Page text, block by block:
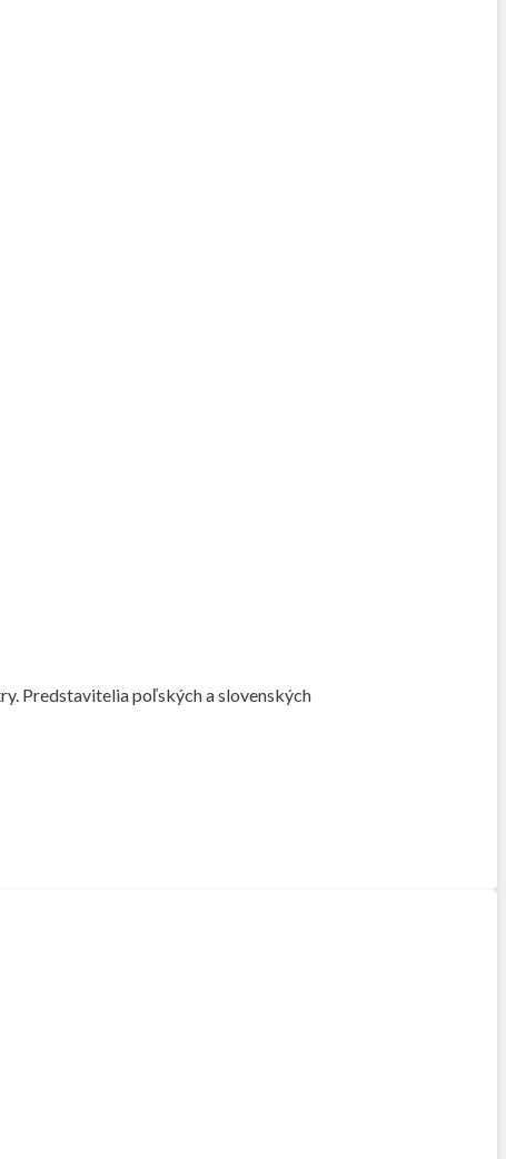
Predstavitelia poľských a slovenských